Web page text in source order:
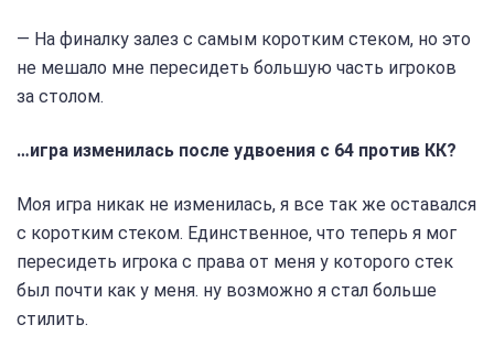
— На финалку залез с самым коротким стеком, но это
не мешало мне пересидеть большую часть игроков
за столом.
…игра изменилась после удвоения с 64 против КК?
Моя игра никак не изменилась, я все так же оставался
с коротким стеком. Единственное, что теперь я мог
пересидеть игрока с права от меня у которого стек
был почти как у меня. ну возможно я стал больше
стилить.